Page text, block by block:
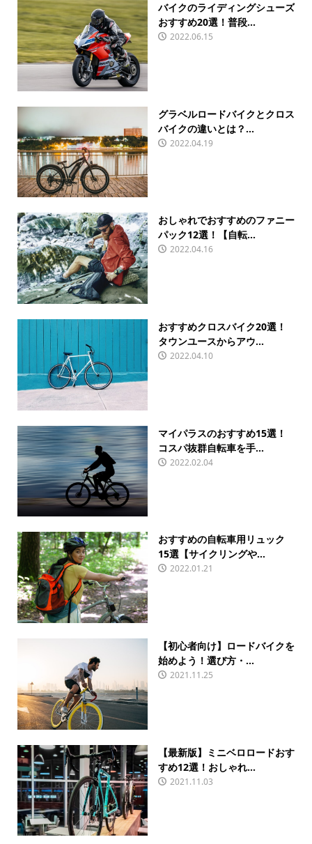
バイクのライディングシューズ
おすすめ20選！普段...
2022.06.15
グラベルロードバイクとクロス
バイクの違いとは？...
2022.04.19
おしゃれでおすすめのファニー
パック12選！【自転...
2022.04.16
おすすめクロスバイク20選！
タウンユースからアウ...
2022.04.10
マイパラスのおすすめ15選！
コスパ抜群自転車を手...
2022.02.04
おすすめの自転車用リュック
15選【サイクリングや...
2022.01.21
【初心者向け】ロードバイクを
始めよう！選び方・...
2021.11.25
【最新版】ミニベロロードおす
すめ12選！おしゃれ...
2021.11.03